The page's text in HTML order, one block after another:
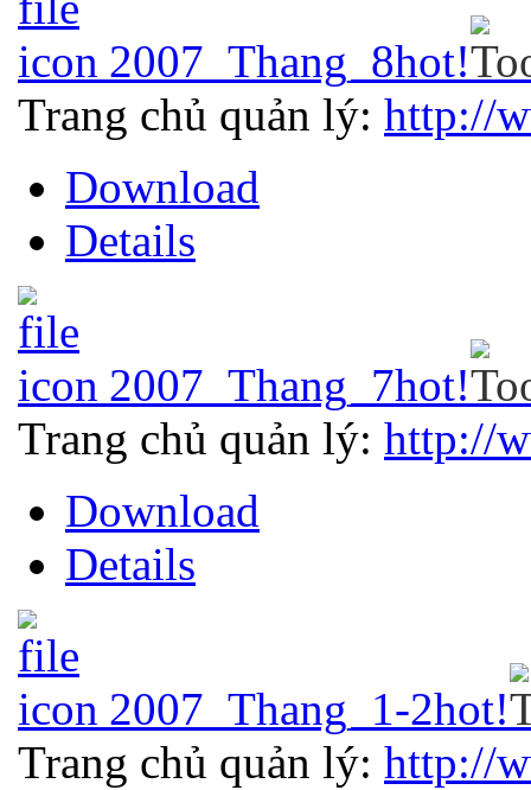
2007_Thang_8hot!
Trang chủ quản lý: http://
Download
Details
2007_Thang_7hot!
Trang chủ quản lý: http://
Download
Details
2007_Thang_1-2hot!
Trang chủ quản lý: http://